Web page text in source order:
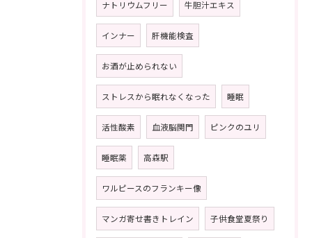
ナトリウムフリー 牛胆汁エキス
インナー 肝機能検査
お酒が止められない
ストレスから眠れなくなった 睡眠
活性酸素 血液脳関門 ピンクのユリ
睡眠薬 高森駅
ワルピースのフランキー像
マンガ寄せ書きトレイン 子供食堂夏祭り